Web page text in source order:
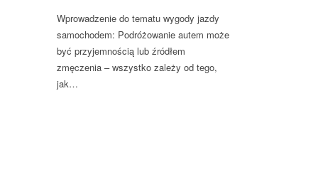
Wprowadzenie do tematu wygody jazdy
samochodem: Podróżowanie autem może
być przyjemnością lub źródłem
zmęczenia – wszystko zależy od tego,
jak…